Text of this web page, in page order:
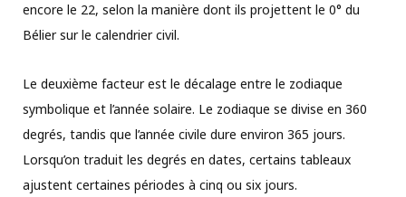
encore le 22, selon la manière dont ils projettent le 0° du
Bélier sur le calendrier civil.
Le deuxième facteur est le décalage entre le zodiaque
symbolique et l’année solaire. Le zodiaque se divise en 360
degrés, tandis que l’année civile dure environ 365 jours.
Lorsqu’on traduit les degrés en dates, certains tableaux
ajustent certaines périodes à cinq ou six jours.